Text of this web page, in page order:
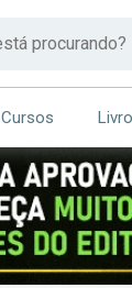
Cursos